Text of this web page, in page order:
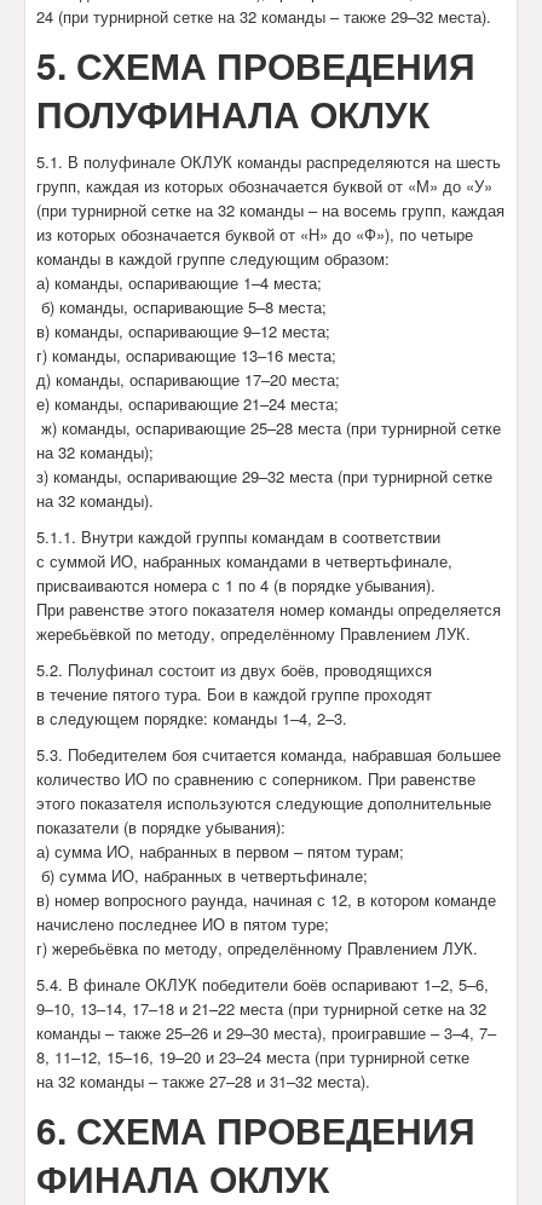
24 (при турнирной сетке на 32 команды – также 29–32 места).
5. СХЕМА ПРОВЕДЕНИЯ
ПОЛУФИНАЛА ОКЛУК
5.1. В полуфинале ОКЛУК команды распределяются на шесть
групп, каждая из которых обозначается буквой от «М» до «У»
(при турнирной сетке на 32 команды – на восемь групп, каждая
из которых обозначается буквой от «Н» до «Ф»), по четыре
команды в каждой группе следующим образом:
а) команды, оспаривающие 1–4 места;
б) команды, оспаривающие 5–8 места;
в) команды, оспаривающие 9–12 места;
г) команды, оспаривающие 13–16 места;
д) команды, оспаривающие 17–20 места;
е) команды, оспаривающие 21–24 места;
ж) команды, оспаривающие 25–28 места (при турнирной сетке
на 32 команды);
з) команды, оспаривающие 29–32 места (при турнирной сетке
на 32 команды).
5.1.1. Внутри каждой группы командам в соответствии
с суммой ИО, набранных командами в четвертьфинале,
присваиваются номера с 1 по 4 (в порядке убывания).
При равенстве этого показателя номер команды определяется
жеребьёвкой по методу, определённому Правлением ЛУК.
5.2. Полуфинал состоит из двух боёв, проводящихся
в течение пятого тура. Бои в каждой группе проходят
в следующем порядке: команды 1–4, 2–3.
5.3. Победителем боя считается команда, набравшая большее
количество ИО по сравнению с соперником. При равенстве
этого показателя используются следующие дополнительные
показатели (в порядке убывания):
а) сумма ИО, набранных в первом – пятом турам;
б) сумма ИО, набранных в четвертьфинале;
в) номер вопросного раунда, начиная с 12, в котором команде
начислено последнее ИО в пятом туре;
г) жеребьёвка по методу, определённому Правлением ЛУК.
5.4. В финале ОКЛУК победители боёв оспаривают 1–2, 5–6,
9–10, 13–14, 17–18 и 21–22 места (при турнирной сетке на 32
команды – также 25–26 и 29–30 места), проигравшие – 3–4, 7–
8, 11–12, 15–16, 19–20 и 23–24 места (при турнирной сетке
на 32 команды – также 27–28 и 31–32 места).
6. СХЕМА ПРОВЕДЕНИЯ
ФИНАЛА ОКЛУК